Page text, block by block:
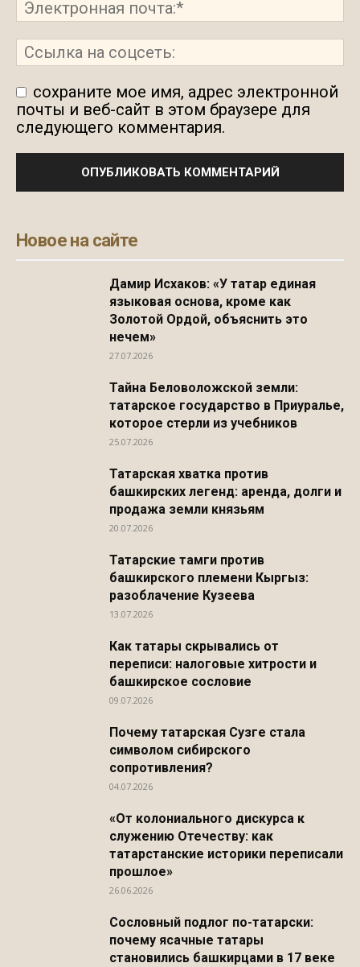
сохраните мое имя, адрес электронной
почты и веб-сайт в этом браузере для
следующего комментария.
Новое на сайте
Дамир Исхаков: «У татар единая
языковая основа, кроме как
Золотой Ордой, объяснить это
нечем»
27.07.2026
Тайна Беловоложской земли:
татарское государство в Приуралье,
которое стерли из учебников
25.07.2026
Татарская хватка против
башкирских легенд: аренда, долги и
продажа земли князьям
20.07.2026
Татарские тамги против
башкирского племени Кыргыз:
разоблачение Кузеева
13.07.2026
Как татары скрывались от
переписи: налоговые хитрости и
башкирское сословие
09.07.2026
Почему татарская Сузге стала
символом сибирского
сопротивления?
04.07.2026
«От колониального дискурса к
служению Отечеству: как
татарстанские историки переписали
прошлое»
26.06.2026
Сословный подлог по-татарски:
почему ясачные татары
становились башкирцами в 17 веке